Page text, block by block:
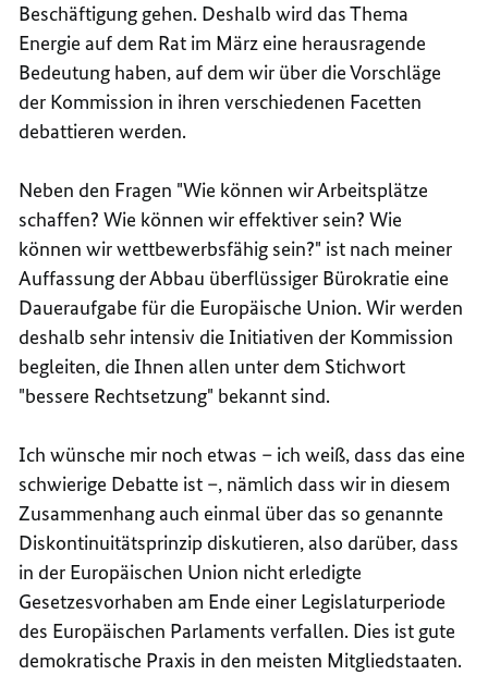
Beschäftigung gehen. Deshalb wird das Thema
Energie auf dem Rat im März eine herausragende
Bedeutung haben, auf dem wir über die Vorschläge
der Kommission in ihren verschiedenen Facetten
debattieren werden.
Neben den Fragen "Wie können wir Arbeitsplätze
schaffen? Wie können wir effektiver sein? Wie
können wir wettbewerbsfähig sein?" ist nach meiner
Auffassung der Abbau überflüssiger Bürokratie eine
Daueraufgabe für die Europäische Union. Wir werden
deshalb sehr intensiv die Initiativen der Kommission
begleiten, die Ihnen allen unter dem Stichwort
"bessere Rechtsetzung" bekannt sind.
Ich wünsche mir noch etwas – ich weiß, dass das eine
schwierige Debatte ist –, nämlich dass wir in diesem
Zusammenhang auch einmal über das so genannte
Diskontinuitätsprinzip diskutieren, also darüber, dass
in der Europäischen Union nicht erledigte
Gesetzesvorhaben am Ende einer Legislaturperiode
des Europäischen Parlaments verfallen. Dies ist gute
demokratische Praxis in den meisten Mitgliedstaaten.